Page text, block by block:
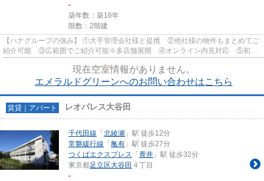
-
築年数：築16年
階数：2階建
【ハナグループの強み】 ①大手管理会社様と提携 ②他社様の物件もまとめてご
紹介可能 ③広範囲でご紹介可能※多店舗展開 ④オンライン内見対応 ⑤初期
現在空室情報がありません。
エメラルドグリーンへのお問い合わせはこちら
賃貸｜アパート レオパレス大谷田
千代田線 「 北綾瀬 」駅 徒歩12分
常磐緩行線 「 亀有 」駅 徒歩27分
つくばエクスプレス 「 青井 」駅 徒歩32分
東京都足立区大谷田 ４丁目
-